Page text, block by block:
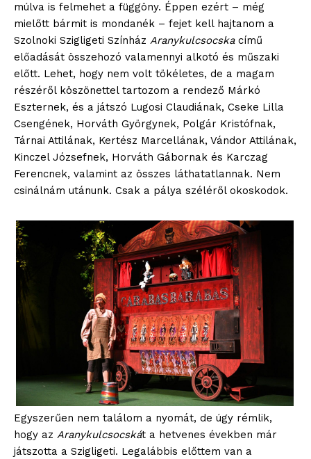
múlva is felmehet a függöny. Éppen ezért – még
mielőtt bármit is mondanék – fejet kell hajtanom a
Szolnoki Szigligeti Színház Aranykulcsocskacímű
előadását összehozó valamennyi alkotó és műszaki
előtt. Lehet, hogy nem volt tökéletes, de a magam
részéről köszönettel tartozom a rendező Márkó
Eszternek, és a játszó Lugosi Claudiának, Cseke Lilla
Csengének, Horváth Györgynek, Polgár Kristófnak,
Tárnai Attilának, Kertész Marcellának, Vándor Attilának,
Kinczel Józsefnek, Horváth Gábornak és Karczag
Ferencnek, valamint az összes láthatatlannak. Nem
csinálnám utánunk. Csak a pálya széléről okoskodok.
Egyszerűen nem találom a nyomát, de úgy rémlik,
hogy az Aranykulcsocskát a hetvenes években már
játszotta a Szigligeti. Legalábbis előttem van a